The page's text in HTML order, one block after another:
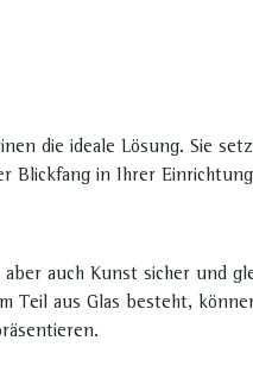
die ideale Lösung. Sie
Blickfang in Ihrer
auch Kunst sicher und
aus Glas besteht,